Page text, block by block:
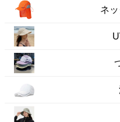
ネ